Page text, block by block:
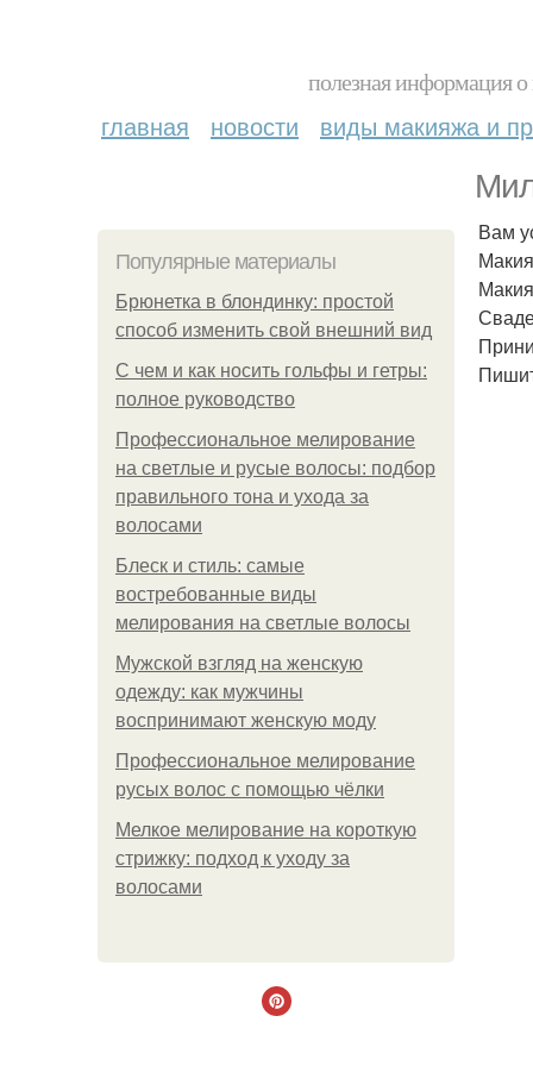
полезная информация
главная новости виды макияжа и
Популярные материалы
Брюнетка в блондинку: простой
способ изменить свой внешний вид
С чем и как носить гольфы и гетры:
полное руководство
Профессиональное мелирование
на светлые и русые волосы: подбор
правильного тона и ухода за
волосами
Блеск и стиль: самые
востребованные виды
мелирования на светлые волосы
Мужской взгляд на женскую
одежду: как мужчины
воспринимают женскую моду
Профессиональное мелирование
русых волос с помощью чёлки
Мелкое мелирование на короткую
стрижку: подход к уходу за
волосами
Вам